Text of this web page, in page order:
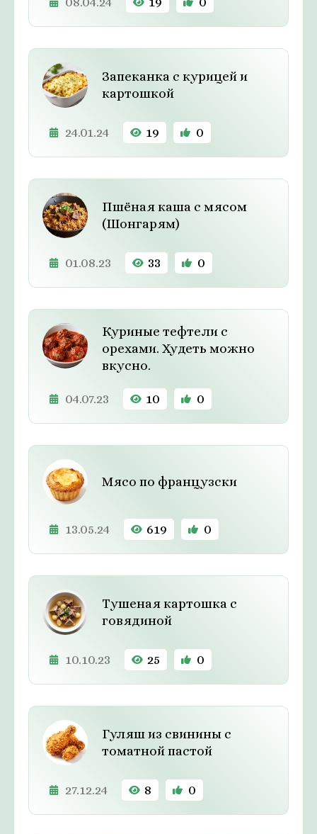
Запеканка с курицей и
картошкой
24.01.24 19 0
Пшёная каша с мясом
(Шонгарям)
01.08.23 33 0
Куриные тефтели с
орехами. Худеть можно
вкусно.
04.07.23 10 0
Мясо по французски
13.05.24 619 0
Тушеная картошка с
говядиной
10.10.23 25 0
Гуляш из свинины с
томатной пастой
27.12.24 8 0